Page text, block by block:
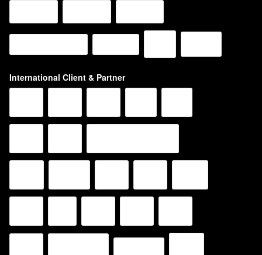
International Client & Partner